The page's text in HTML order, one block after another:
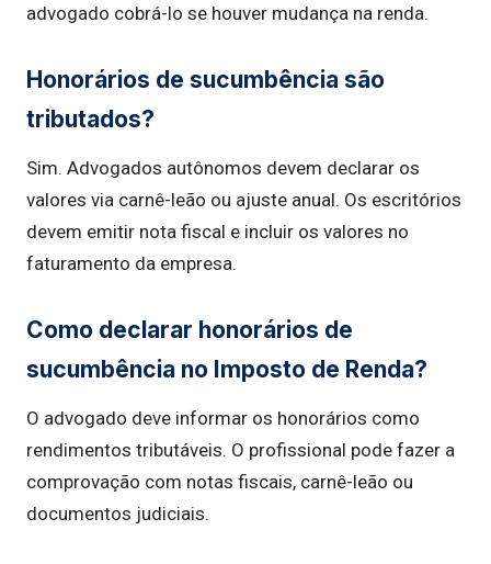
advogado cobrá-lo se houver mudança na renda.
Honorários de sucumbência são
tributados?
Sim. Advogados autônomos devem declarar os
valores via carnê-leão ou ajuste anual. Os escritórios
devem emitir nota fiscal e incluir os valores no
faturamento da empresa.
Como declarar honorários de
sucumbência no Imposto de Renda?
O advogado deve informar os honorários como
rendimentos tributáveis. O profissional pode fazer a
comprovação com notas fiscais, carnê-leão ou
documentos judiciais.